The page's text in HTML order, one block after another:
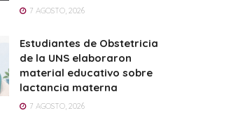
7 AGOSTO, 2026
Estudiantes de Obstetricia
de la UNS elaboraron
material educativo sobre
lactancia materna
7 AGOSTO, 2026